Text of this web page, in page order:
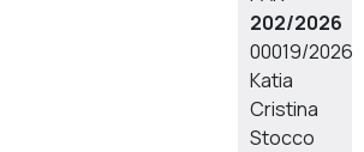
202/2026
00019/2026
Katia
Cristina
Stocco